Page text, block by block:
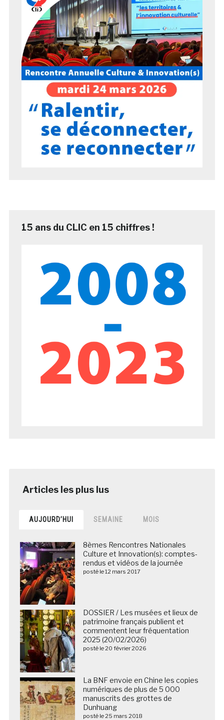
15 ans du CLIC en 15 chiffres !
AUJOURD’HUI SEMAINE MOIS
8èmes Rencontres Nationales
Culture et Innovation(s): comptes-
rendus et vidéos de la journée
posté le 12 mars 2017
DOSSIER / Les musées et lieux de
patrimoine français publient et
commentent leur fréquentation
2025 (20/02/2026)
posté le 20 février 2026
La BNF envoie en Chine les copies
numériques de plus de 5 000
manuscrits des grottes de
Dunhuang
posté le 25 mars 2018